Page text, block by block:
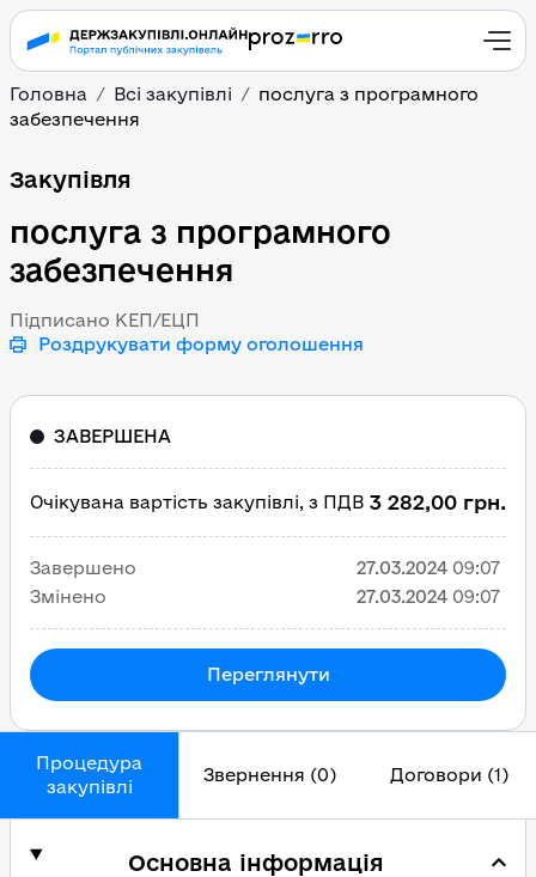
Головна Всі закупівлі
послуга з програмного
забезпечення
послуга з програмного
Закупівля
послуга з програмного
забезпечення
Підписано КЕП/ЕЦП
Роздрукувати форму оголошення
Процедура
закупівлі
Звернення (0) Договори (1)
Основна інформація
ЗАВЕРШЕНА
Очікувана вартість закупівлі, з ПДВ 3 282,00 грн.
Завершено 27.03.2024 09:07
Змінено
27.03.2024 09:07
Переглянути